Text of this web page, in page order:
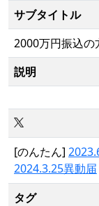
サブタイトル
2000万円振込の
説明
[のんたん]
2024.3.25異動届
タグ